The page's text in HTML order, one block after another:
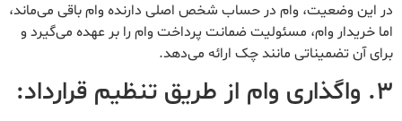
در این وضعیت، وام در حساب شخص اصلی دارنده وام باقی می‌ماند،
اما خریدار وام، مسئولیت ضمانت پرداخت وام را بر عهده می‌گیرد و
برای آن تضمیناتی مانند چک ارائه می‌دهد.
۳. واگذاری وام از طریق تنظیم قرارداد: